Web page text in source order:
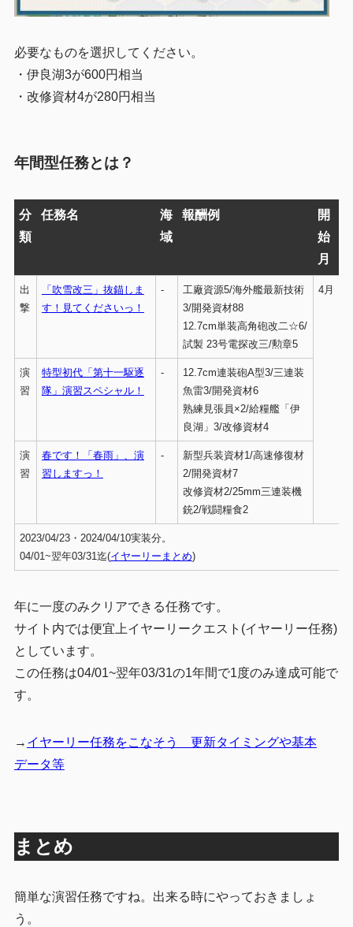
必要なものを選択してください。
・伊良湖3が600円相当
・改修資材4が280円相当
年間型任務とは？
分
類
任務名
海
域
報酬例
開
始
月
出
撃
「吹雪改三」抜錨しま
す！見てくださいっ！
-
工廠資源5/海外艦最新技術
3/開発資材88
12.7cm単装高角砲改二☆6/
試製 23号電探改三/勲章5
4月
演
習
特型初代「第十一駆逐
隊」演習スペシャル！
-
12.7cm連装砲A型3/三連装
魚雷3/開発資材6
熟練見張員×2/給糧艦「伊
良湖」3/改修資材4
演
習
春です！「春雨」、演
習しますっ！
-
新型兵装資材1/高速修復材
2/開発資材7
改修資材2/25mm三連装機
銃2/戦闘糧食2
2023/04/23・2024/04/10実装分。
04/01~翌年03/31迄(イヤーリーまとめ)
年に一度のみクリアできる任務です。
サイト内では便宜上イヤーリークエスト(イヤーリー任務)
としています。
この任務は04/01~翌年03/31の1年間で1度のみ達成可能で
す。
→ イヤーリー任務をこなそう 更新タイミングや基本
データ等
まとめ
簡単な演習任務ですね。出来る時にやっておきましょ
う。